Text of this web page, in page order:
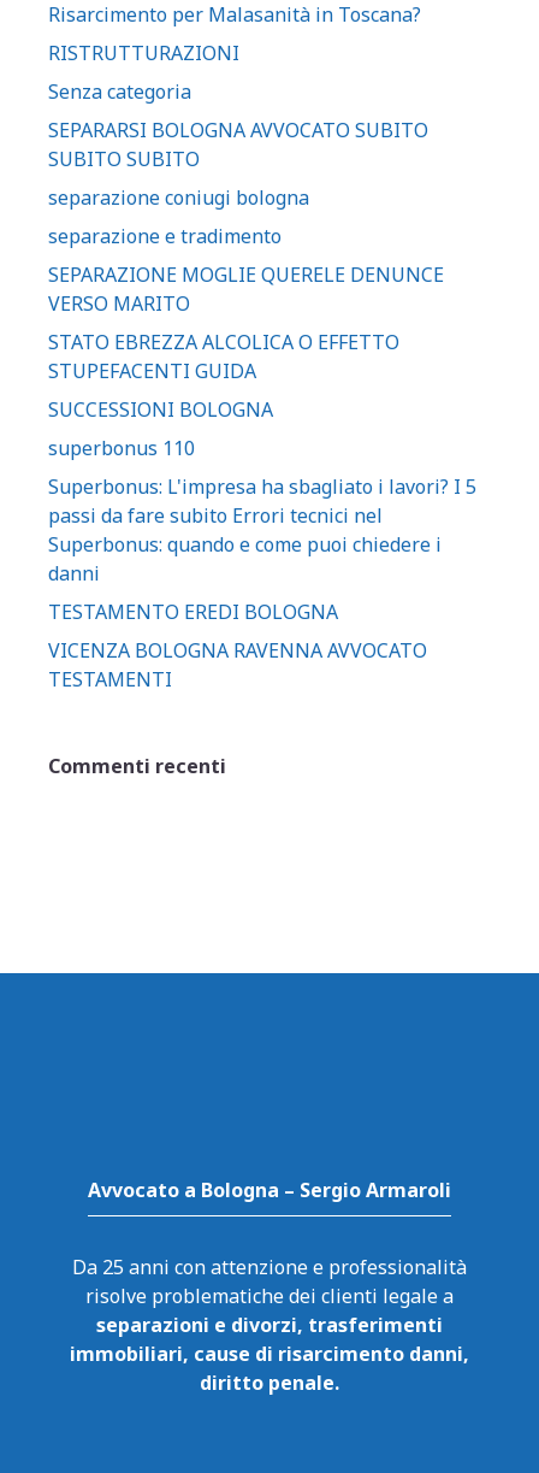
Risarcimento per Malasanità in Toscana?
RISTRUTTURAZIONI
Senza categoria
SEPARARSI BOLOGNA AVVOCATO SUBITO
SUBITO SUBITO
separazione coniugi bologna
separazione e tradimento
SEPARAZIONE MOGLIE QUERELE DENUNCE
VERSO MARITO
STATO EBREZZA ALCOLICA O EFFETTO
STUPEFACENTI GUIDA
SUCCESSIONI BOLOGNA
superbonus 110
Superbonus: L'impresa ha sbagliato i lavori? I 5
passi da fare subito Errori tecnici nel
Superbonus: quando e come puoi chiedere i
danni
TESTAMENTO EREDI BOLOGNA
VICENZA BOLOGNA RAVENNA AVVOCATO
TESTAMENTI
Commenti recenti
Avvocato a Bologna – Sergio Armaroli
Da 25 anni con attenzione e professionalità
separazioni e divorzi, trasferimenti
immobiliari, cause di risarcimento danni,
diritto penale.